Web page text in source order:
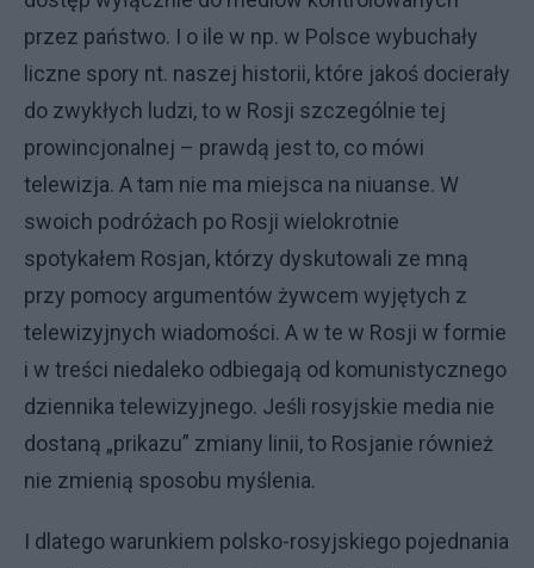
przez państwo. I o ile w np. w Polsce wybuchały
liczne spory nt. naszej historii, które jakoś docierały
do zwykłych ludzi, to w Rosji szczególnie tej
prowincjonalnej – prawdą jest to, co mówi
telewizja. A tam nie ma miejsca na niuanse. W
swoich podróżach po Rosji wielokrotnie
spotykałem Rosjan, którzy dyskutowali ze mną
przy pomocy argumentów żywcem wyjętych z
telewizyjnych wiadomości. A w te w Rosji w formie
i w treści niedaleko odbiegają od komunistycznego
dziennika telewizyjnego. Jeśli rosyjskie media nie
dostaną „prikazu” zmiany linii, to Rosjanie również
nie zmienią sposobu myślenia.
I dlatego warunkiem polsko-rosyjskiego pojednania